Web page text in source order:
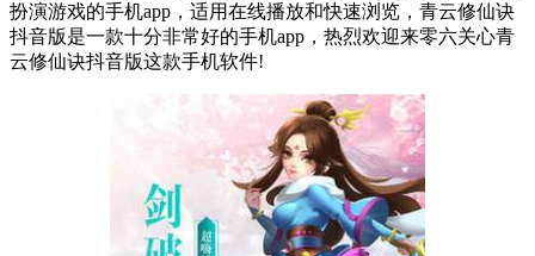
扮演游戏的手机app，适用在线播放和快速浏览，青云修仙诀
抖音版是一款十分非常好的手机app，热烈欢迎来零六关心青
云修仙诀抖音版这款手机软件!